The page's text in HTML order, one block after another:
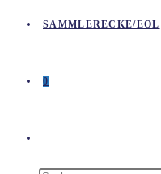
SAMMLERECKE/EOL
0